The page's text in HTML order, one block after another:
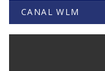
CANAL WLM